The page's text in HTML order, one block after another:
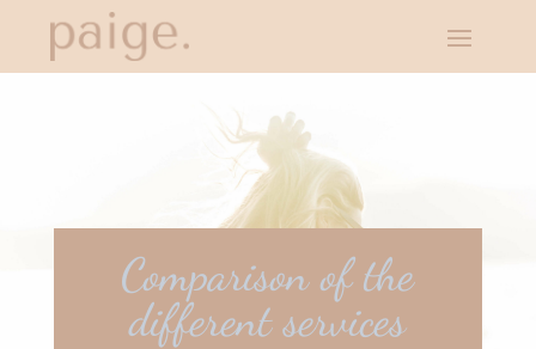
Comparison of the
different services